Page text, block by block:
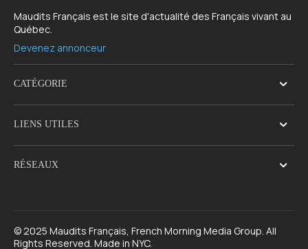
Maudits Français est le site d'actualité des Français vivant au
Québec.
Devenez annonceur
CATÉGORIE
LIENS UTILES
RÉSEAUX
© 2025 Maudits Français, French Morning Media Group. All
Rights Reserved. Made in NYC.